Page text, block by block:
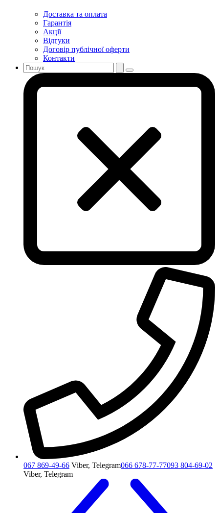
Доставка та оплата
Гарантія
Акції
Відгуки
Договір публічної оферти
Контакти
067 869-49-66 Viber, Telegram066 678-77-77093 804-69-02
Viber, Telegram